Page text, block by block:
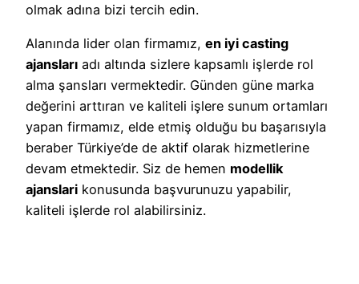
olmak adına bizi tercih edin.
Alanında lider olan firmamız, en iyi casting
ajansları adı altında sizlere kapsamlı işlerde rol
alma şansları vermektedir. Günden güne marka
değerini arttıran ve kaliteli işlere sunum ortamları
yapan firmamız, elde etmiş olduğu bu başarısıyla
beraber Türkiye’de de aktif olarak hizmetlerine
devam etmektedir. Siz de hemen modellik
ajanslari konusunda başvurunuzu yapabilir,
kaliteli işlerde rol alabilirsiniz.